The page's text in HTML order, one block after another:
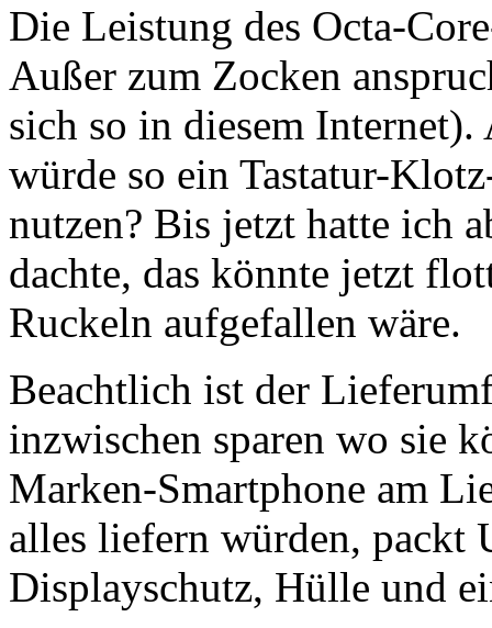
Die Leistung des Octa-
Außer zum Zocken
sich so in diesem
würde so ein Tastatur-
nutzen? Bis jetzt hatte ich
dachte, das könnte jetzt
Ruckeln aufgefallen wäre.
Beachtlich ist der
inzwischen sparen wo sie
Marken-Smartphone am
alles liefern würden, packt
Displayschutz, Hülle und